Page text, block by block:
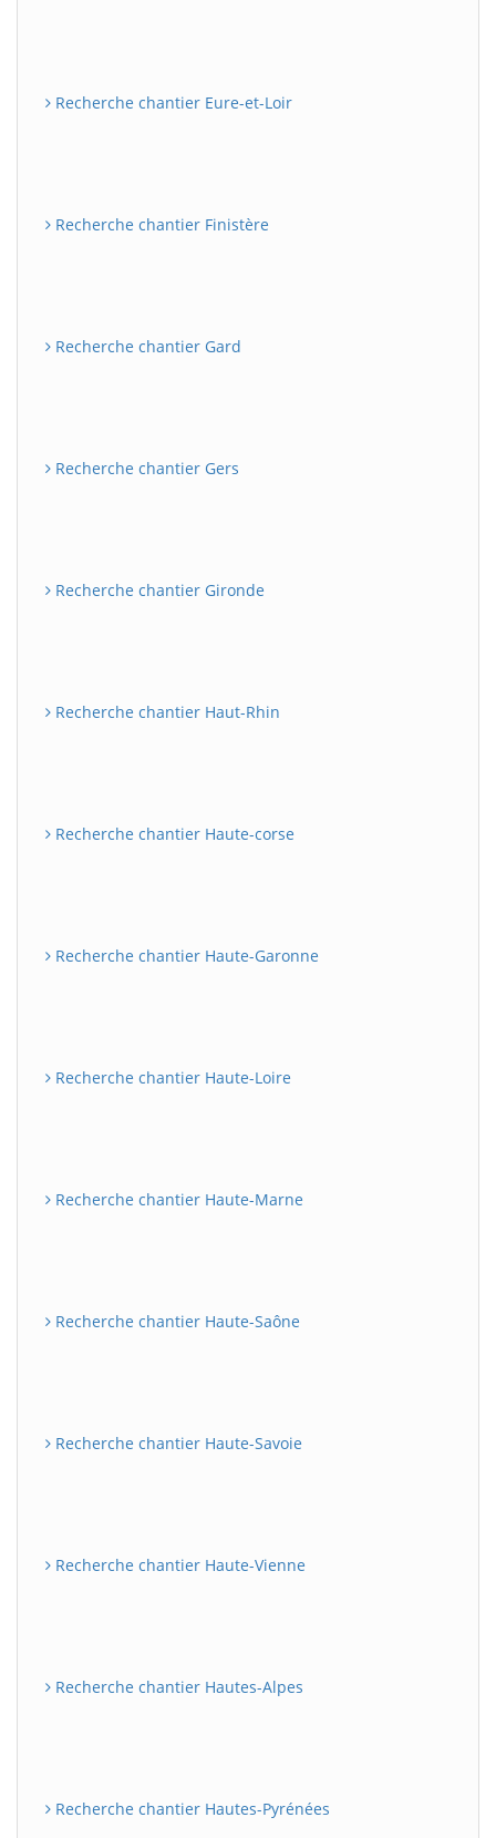
Recherche chantier Eure-et-Loir
Recherche chantier Finistère
Recherche chantier Gard
Recherche chantier Gers
Recherche chantier Gironde
Recherche chantier Haut-Rhin
Recherche chantier Haute-corse
Recherche chantier Haute-Garonne
Recherche chantier Haute-Loire
Recherche chantier Haute-Marne
Recherche chantier Haute-Saône
Recherche chantier Haute-Savoie
Recherche chantier Haute-Vienne
Recherche chantier Hautes-Alpes
Recherche chantier Hautes-Pyrénées